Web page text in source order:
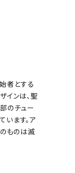
者とする
インは、聖
のチュー
ます。ア
ものは滅